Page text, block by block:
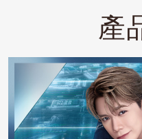
產